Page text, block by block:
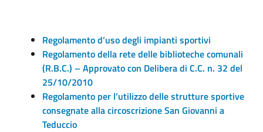
Regolamento d’uso degli impianti sportivi
Regolamento della rete delle biblioteche comunali
(R.B.C.) – Approvato con Delibera di C.C. n. 32 del
25/10/2010
Regolamento per l’utilizzo delle strutture sportive
consegnate alla circoscrizione San Giovanni a
Teduccio